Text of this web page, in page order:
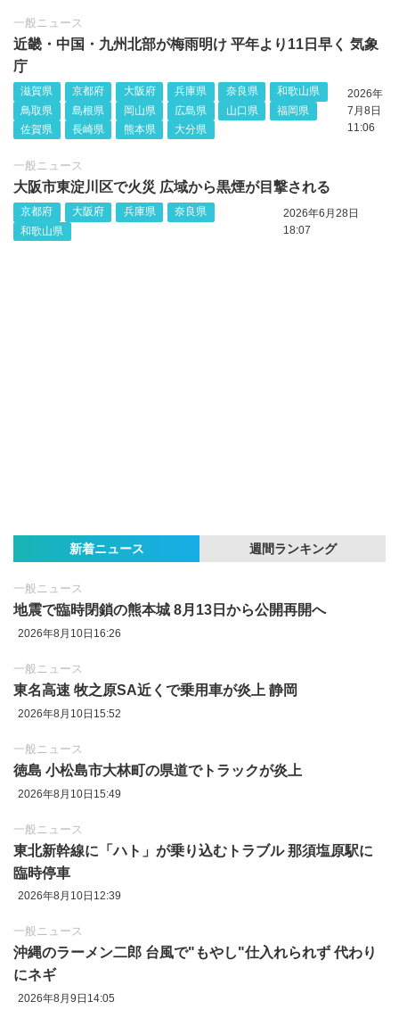
一般ニュース
近畿・中国・九州北部が梅雨明け 平年より11日早く 気象
庁
滋賀県 京都府 大阪府 兵庫県 奈良県
和歌山県
鳥取県
島根県 岡山県 広島県 山口県
福岡県
佐賀県
長崎県 熊本県 大分県
2026年
7月8日
11:06
一般ニュース
大阪市東淀川区で火災 広域から黒煙が目撃される
京都府 大阪府 兵庫県
奈良県
和歌山県
2026年6月28日
18:07
新着ニュース 週間ランキング
一般ニュース
地震で臨時閉鎖の熊本城 8月13日から公開再開へ
2026年8月10日16:26
一般ニュース
東名高速 牧之原SA近くで乗用車が炎上 静岡
2026年8月10日15:52
一般ニュース
徳島 小松島市大林町の県道でトラックが炎上
2026年8月10日15:49
一般ニュース
東北新幹線に「ハト」が乗り込むトラブル 那須塩原駅に
臨時停車
2026年8月10日12:39
一般ニュース
沖縄のラーメン二郎 台風で"もやし"仕入れられず 代わり
にネギ
2026年8月9日14:05